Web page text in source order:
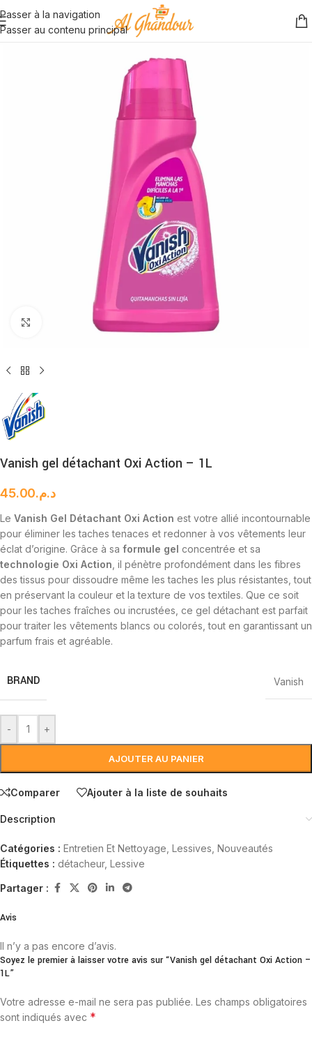
Passer à la navigation
Passer au contenu principal
Cliquez pour agrandir
Vanish gel détachant Oxi Action – 1L
د.م.45.00
Le Vanish Gel Détachant Oxi Action est votre allié incontournable
pour éliminer les taches tenaces et redonner à vos vêtements leur
éclat d’origine. Grâce à sa formule gel concentrée et sa
technologie Oxi Action , il pénètre profondément dans les fibres
des tissus pour dissoudre même les taches les plus résistantes, tout
en préservant la couleur et la texture de vos textiles. Que ce soit
pour les taches fraîches ou incrustées, ce gel détachant est parfait
pour traiter les vêtements blancs ou colorés, tout en garantissant un
parfum frais et agréable.
BRAND Vanish
- +
AJOUTER AU PANIER
Comparer Ajouter à la liste de souhaits
Description
Catégories : Entretien Et Nettoyage Lessives Nouveautés
Étiquettes : détacheur, Lessive
Partager :
Avis
Il n’y a pas encore d’avis.
Soyez le premier à laisser votre avis sur “Vanish gel détachant Oxi Action –
1L”
Votre adresse e-mail ne sera pas publiée. Les champs obligatoires
sont indiqués avec *